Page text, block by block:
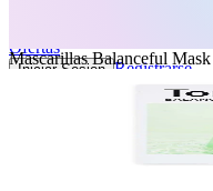
Ofertas
Iniciar Sesion Registrarse
Mascarillas Balanceful